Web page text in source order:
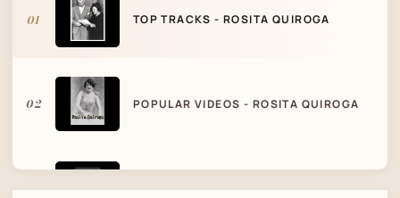
01 TOP TRACKS - ROSITA QUIROGA
02 POPULAR VIDEOS - ROSITA QUIROGA
03